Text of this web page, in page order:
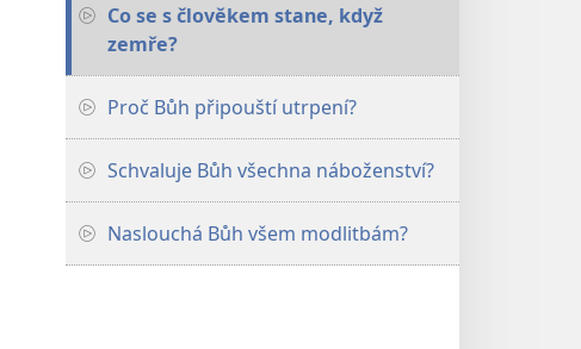
Co se s člověkem stane, když
zemře?
Proč Bůh připouští utrpení?
Schvaluje Bůh všechna náboženství?
Naslouchá Bůh všem modlitbám?